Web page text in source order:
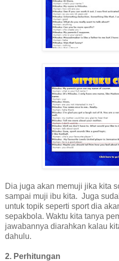
Dia juga akan memuji jika kita
sampai muji ibu kita. Juga
untuk topik seperti sport dia
sepakbola. Waktu kita tanya
jawabannya diarahkan kalau
dahulu.
2. Perhitungan